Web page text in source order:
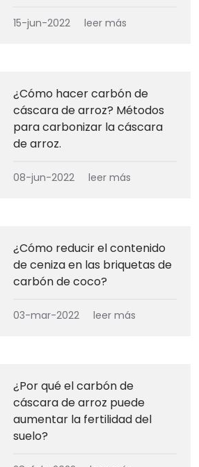
15-jun-2022 leer más
¿Cómo hacer carbón de
cáscara de arroz? Métodos
para carbonizar la cáscara
de arroz.
08-jun-2022 leer más
¿Cómo reducir el contenido
de ceniza en las briquetas de
carbón de coco?
03-mar-2022 leer más
¿Por qué el carbón de
cáscara de arroz puede
aumentar la fertilidad del
suelo?